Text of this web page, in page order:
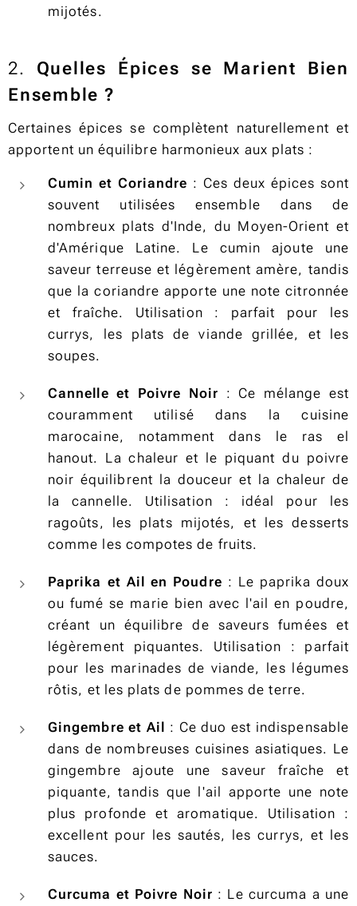
mijotés.
2. Quelles Épices se Marient Bien
Ensemble ?
Certaines épices se complètent naturellement et
apportent un équilibre harmonieux aux plats :
Cumin et Coriandre : Ces deux épices sont
souvent utilisées ensemble dans de
nombreux plats d'Inde, du Moyen-Orient et
d'Amérique Latine. Le cumin ajoute une
saveur terreuse et légèrement amère, tandis
que la coriandre apporte une note citronnée
et fraîche. Utilisation : parfait pour les
currys, les plats de viande grillée, et les
soupes.
Cannelle et Poivre Noir : Ce mélange est
couramment utilisé dans la cuisine
marocaine, notamment dans le ras el
hanout. La chaleur et le piquant du poivre
noir équilibrent la douceur et la chaleur de
la cannelle. Utilisation : idéal pour les
ragoûts, les plats mijotés, et les desserts
comme les compotes de fruits.
Paprika et Ail en Poudre : Le paprika doux
ou fumé se marie bien avec l'ail en poudre,
créant un équilibre de saveurs fumées et
légèrement piquantes. Utilisation : parfait
pour les marinades de viande, les légumes
rôtis, et les plats de pommes de terre.
Gingembre et Ail : Ce duo est indispensable
dans de nombreuses cuisines asiatiques. Le
gingembre ajoute une saveur fraîche et
piquante, tandis que l'ail apporte une note
plus profonde et aromatique. Utilisation :
excellent pour les sautés, les currys, et les
sauces.
Curcuma et Poivre Noir : Le curcuma a une